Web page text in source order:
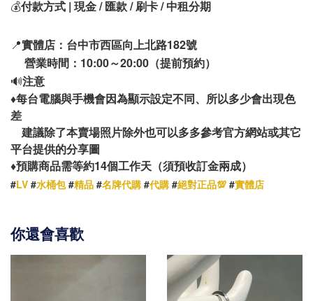
💰付款方式 | 現金 / 匯款 / 刷卡 / 中租分期
📍實體店：台中市西區向上北路182號
營業時間：10:00～20:00（提前預約）
🔊注意
♦️每台電腦與手機會因為顯示設定不同、所以多少會出現色
差
建議除了本賣場照片除外也可以多多參考官方網站或其它
平台提供的分享圖
♦️預購商品需等約14個工作天（須預收訂金兩成）
#LV #水桶包#精品 #名牌代購 #代購 #絕對正品💯 #實體店
你還會喜歡